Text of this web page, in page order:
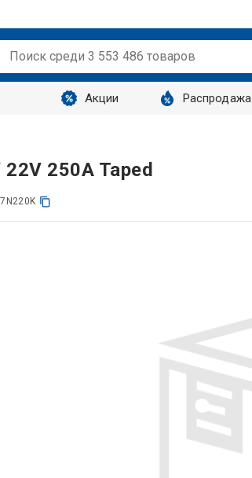
Акции Распродажа
250A Taped